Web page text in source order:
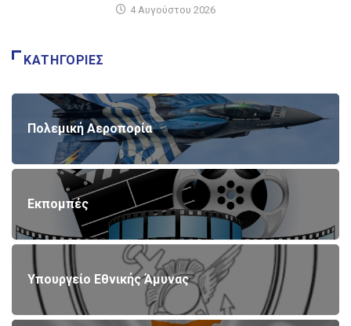
4 Αυγούστου 2026
ΚΑΤΗΓΟΡΊΕΣ
Πολεμική Αεροπορία
Εκπομπές
Υπουργείο Εθνικής Άμυνας